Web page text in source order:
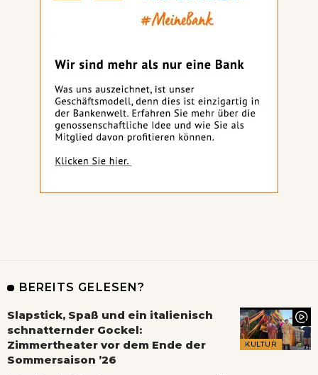
BEREITS GELESEN?
KULTUR
Slapstick, Spaß und ein italienisch
schnatternder Gockel:
Zimmertheater vor dem Ende der
Sommersaison ’26